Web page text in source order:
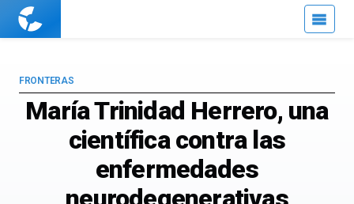
Cuaderno
María Trinidad Herrero, una
científica contra las
enfermedades
FRONTERAS